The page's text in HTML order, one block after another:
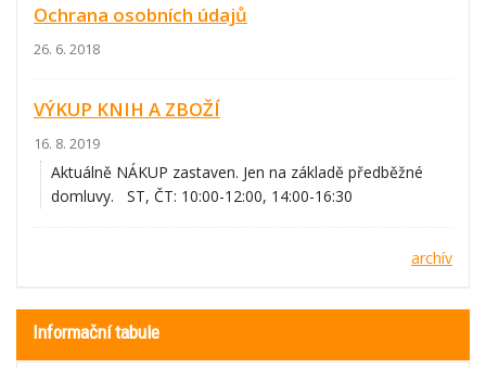
Ochrana osobních údajů
26. 6. 2018
VÝKUP KNIH A ZBOŽÍ
16. 8. 2019
Aktuálně NÁKUP zastaven. Jen na základě předběžné
domluvy. ST, ČT: 10:00-12:00, 14:00-16:30
archív
Informační tabule